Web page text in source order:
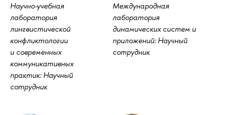
Научно-учебная
лаборатория
лингвистической
конфликтологии
и современных
коммуникативных
практик: Научный
сотрудник
Международная
лаборатория
динамических систем и
приложений: Научный
сотрудник